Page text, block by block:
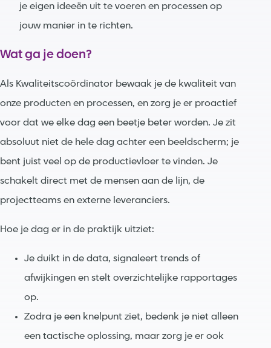
je eigen ideeën uit te voeren en processen op
jouw manier in te richten.
Wat ga je doen?
Als Kwaliteitscoördinator bewaak je de kwaliteit van
onze producten en processen, en zorg je er proactief
voor dat we elke dag een beetje beter worden. Je zit
absoluut niet de hele dag achter een beeldscherm; je
bent juist veel op de productievloer te vinden. Je
schakelt direct met de mensen aan de lijn, de
projectteams en externe leveranciers.
Hoe je dag er in de praktijk uitziet:
Je duikt in de data, signaleert trends of
afwijkingen en stelt overzichtelijke rapportages
op.
Zodra je een knelpunt ziet, bedenk je niet alleen
een tactische oplossing, maar zorg je er ook